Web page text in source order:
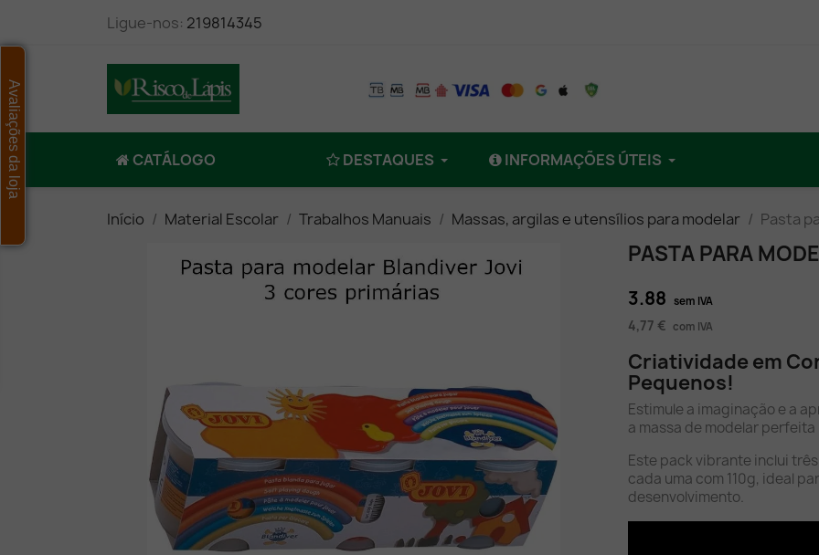
Ligue-nos: 219814345
CATÁLOGO DESTAQUES INFORMAÇÕES ÚTEIS
Início Material Escolar Trabalhos Manuais Massas, argilas e utensílios para modelar Pasta
PASTA PARA
3.88 sem IVA
4,77 € com IVA
Criatividade em
Pequenos!
Estimule a imaginação e a
a massa de modelar
Este pack vibrante inclui
cada uma com 110g, ideal
desenvolvimento.
Avaliações da loja